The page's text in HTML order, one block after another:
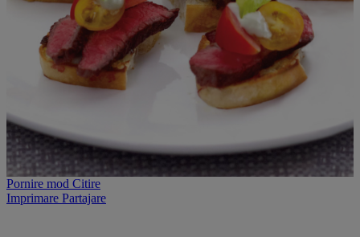
Pornire mod Citire
Imprimare Partajare